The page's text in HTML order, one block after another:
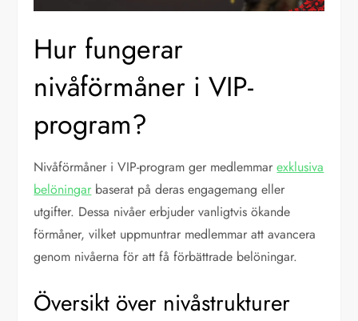
Hur fungerar
nivåförmåner i VIP-
program?
Nivåförmåner i VIP-program ger medlemmarexklusiva
belöningar baserat på deras engagemang eller
utgifter. Dessa nivåer erbjuder vanligtvis ökande
förmåner, vilket uppmuntrar medlemmar att avancera
genom nivåerna för att få förbättrade belöningar.
Översikt över nivåstrukturer